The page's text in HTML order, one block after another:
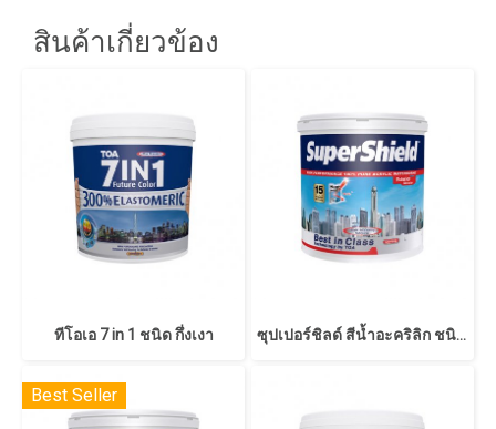
สินค้าเกี่ยวข้อง
ทีโอเอ 7 in 1 ชนิด กึ่งเงา ซุปเปอร์ชิลด์ สีน้ำอะคริลิก ชนิดกึ่งเงา
Best Seller